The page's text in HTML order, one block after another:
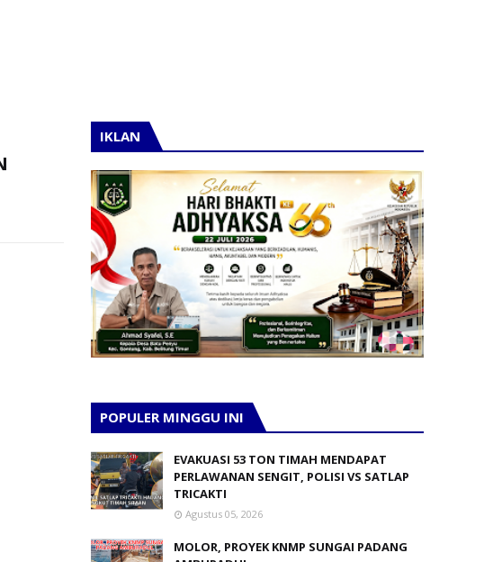
IKLAN
POPULER MINGGU INI
EVAKUASI 53 TON TIMAH MENDAPAT
PERLAWANAN SENGIT, POLISI VS SATLAP
TRICAKTI
Agustus 05, 2026
MOLOR, PROYEK KNMP SUNGAI PADANG